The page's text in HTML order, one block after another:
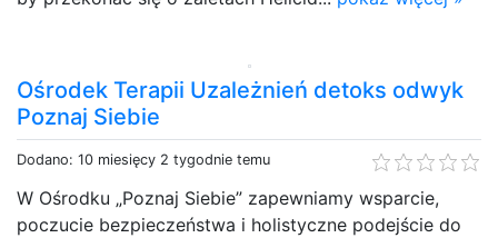
Ośrodek Terapii Uzależnień detoks odwyk
Poznaj Siebie
Dodano: 10 miesięcy 2 tygodnie temu
W Ośrodku „Poznaj Siebie” zapewniamy wsparcie,
poczucie bezpieczeństwa i holistyczne podejście do